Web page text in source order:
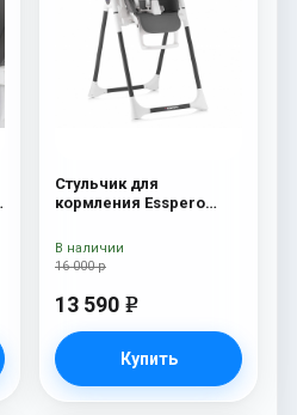
Стульчик для
кормления Esspero
16 000 р
13 590 e
Купить
В наличии